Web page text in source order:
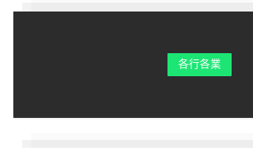
果分手時，就像朋友，沒有怨恨，
各行各業